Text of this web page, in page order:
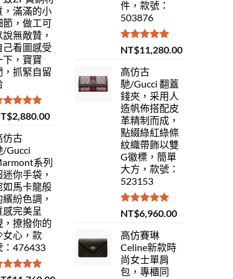
，滿滿的小
節，做工可
說無敵贊，
己看圖感受
下，寶寶
，抓緊自留
分 5.00
分 5
2,880.00
仿古
/Gucci
系列
迷你手袋，
如馬卡龍般
繽紛色調，
感完美呈
，撩撥你的
女心，款
：476433
件，款號：
503876
評分5.00
滿分 5
NT$11,280.00
高仿古
馳/Gucci 翻蓋
錢夾，采用人
造帆佈搭配皮
革精制而成，
點綴綠紅綠條
紋織帶飾以雙
G徽標，簡單
大方，款號：
523153
評分5.00
滿分 5
NT$6,960.00
高仿賽琳
Celine新款時
尚女士單肩
包，專櫃同